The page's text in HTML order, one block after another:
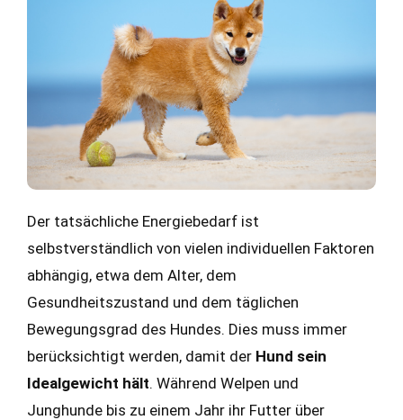
Der tatsächliche Energiebedarf ist
selbstverständlich von vielen individuellen Faktoren
abhängig, etwa dem Alter, dem
Gesundheitszustand und dem täglichen
Bewegungsgrad des Hundes. Dies muss immer
berücksichtigt werden, damit der Hund sein
Idealgewicht hält. Während Welpen und
Junghunde bis zu einem Jahr ihr Futter über